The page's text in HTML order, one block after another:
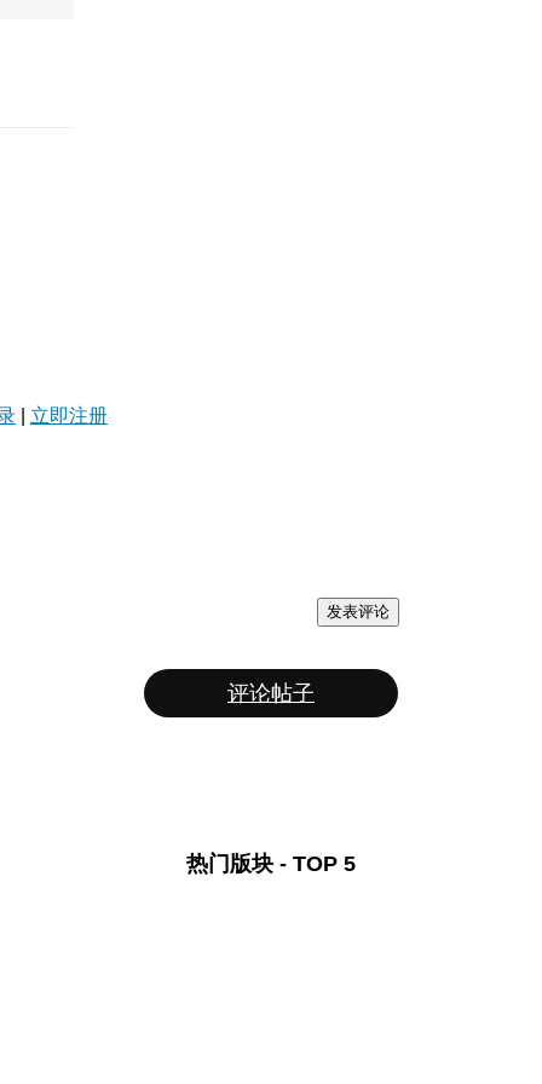
立即注册
发表评论
评论帖子
热门版块 - TOP 5